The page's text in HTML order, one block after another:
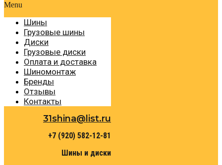
Menu
Шины
Грузовые шины
Диски
Грузовые диски
Оплата и доставка
Шиномонтаж
Бренды
Отзывы
Контакты
31shina@list.ru
+7 (920) 582-12-81
Шины и диски